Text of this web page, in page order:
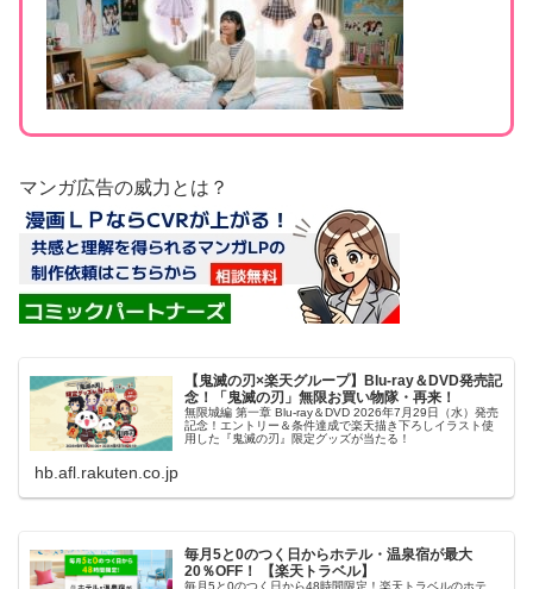
マンガ広告の威力とは？
【鬼滅の刃×楽天グループ】Blu-ray＆DVD発売記
念！「鬼滅の刃」無限お買い物隊・再来！
無限城編 第一章 Blu-ray＆DVD 2026年7月29日（水）発売
記念！エントリー＆条件達成で楽天描き下ろしイラスト使
用した『鬼滅の刃』限定グッズが当たる！
hb.afl.rakuten.co.jp
毎月5と0のつく日からホテル・温泉宿が最大
20％OFF！ 【楽天トラベル】
毎月5と0のつく日から48時間限定！楽天トラベルのホテ